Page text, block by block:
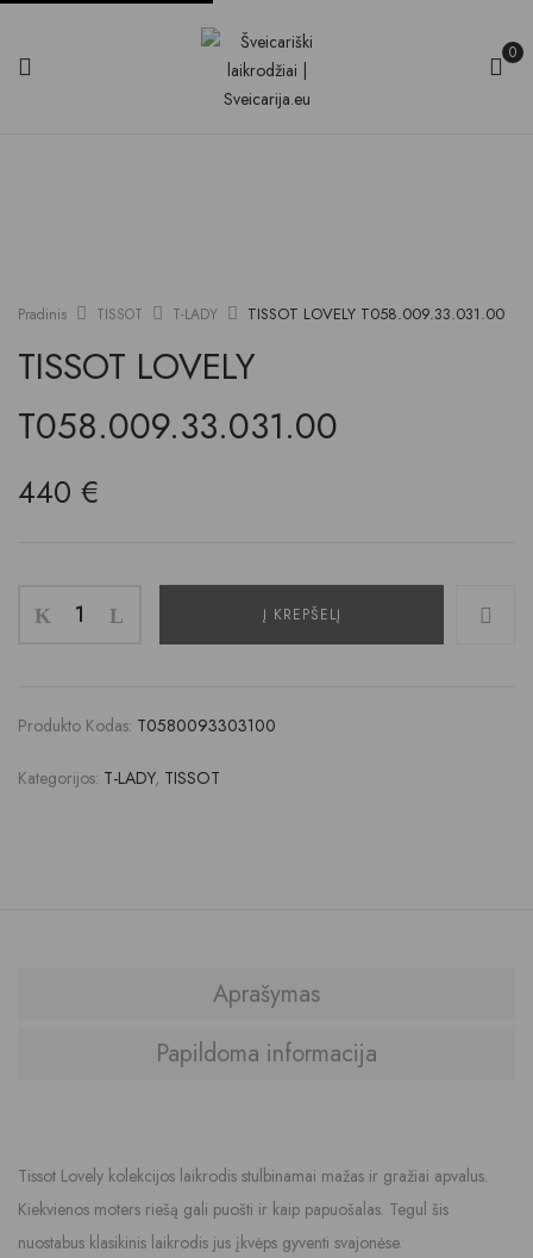
0
Pradinis TISSOT T-LADY TISSOT LOVELY T058.009.33.031.00
TISSOT LOVELY
T058.009.33.031.00
440 €
Į KREPŠELĮ
Produkto Kodas: T0580093303100
Kategorijos: T-LADY, TISSOT
Aprašymas
Papildoma informacija
Tissot Lovely kolekcijos laikrodis stulbinamai mažas ir gražiai apvalus.
Kiekvienos moters riešą gali puošti ir kaip papuošalas. Tegul šis
nuostabus klasikinis laikrodis jus įkvėps gyventi svajonėse.